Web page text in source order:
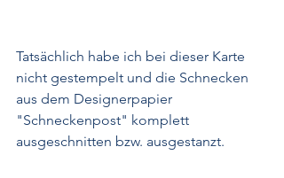
Tatsächlich habe ich bei dieser Karte
nicht gestempelt und die Schnecken
aus dem Designerpapier
"Schneckenpost" komplett
ausgeschnitten bzw. ausgestanzt.